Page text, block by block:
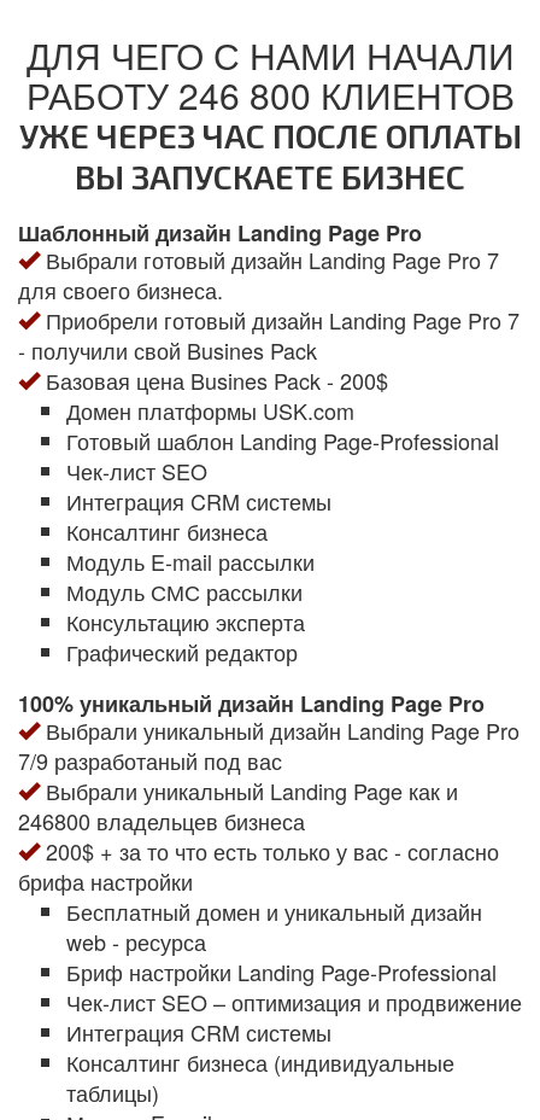
ДЛЯ ЧЕГО С НАМИ НАЧАЛИ
РАБОТУ 246 800 КЛИЕНТОВ
УЖЕ ЧЕРЕЗ ЧАС ПОСЛЕ ОПЛАТЫ
ВЫ ЗАПУСКАЕТЕ БИЗНЕС
Шаблонный дизайн Landing Page Pro
Выбрали готовый дизайн Landing Page Pro 7
для своего бизнеса.
Приобрели готовый дизайн Landing Page Pro 7
- получили свой Busines Pack
Базовая цена Busines Pack - 200$
Домен платформы USK.com
Готовый шаблон Landing Page-Professional
Чек-лист SEO
Интеграция CRM системы
Консалтинг бизнеса
Модуль E-mail рассылки
Модуль СМС рассылки
Консультацию эксперта
Графический редактор
100% уникальный дизайн Landing Page Pro
Выбрали уникальный дизайн Landing Page Pro
7/9 разработаный под вас
Выбрали уникальный Landing Page как и
246800 владельцев бизнеса
200$ + за то что есть только у вас - согласно
брифа настройки
Бесплатный домен и уникальный дизайн
web - ресурса
Бриф настройки Landing Page-Professional
Чек-лист SEO – оптимизация и продвижение
Интеграция CRM системы
Консалтинг бизнеса (индивидуальные
таблицы)